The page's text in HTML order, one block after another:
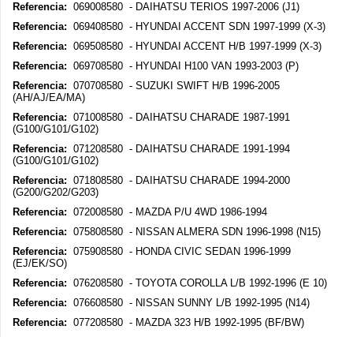
Referencia: 069008580 - DAIHATSU TERIOS 1997-2006 (J1)
Referencia: 069408580 - HYUNDAI ACCENT SDN 1997-1999 (X-3)
Referencia: 069508580 - HYUNDAI ACCENT H/B 1997-1999 (X-3)
Referencia: 069708580 - HYUNDAI H100 VAN 1993-2003 (P)
Referencia: 070708580 - SUZUKI SWIFT H/B 1996-2005
(AH/AJ/EA/MA)
Referencia: 071008580 - DAIHATSU CHARADE 1987-1991
(G100/G101/G102)
Referencia: 071208580 - DAIHATSU CHARADE 1991-1994
(G100/G101/G102)
Referencia: 071808580 - DAIHATSU CHARADE 1994-2000
(G200/G202/G203)
Referencia: 072008580 - MAZDA P/U 4WD 1986-1994
Referencia: 075808580 - NISSAN ALMERA SDN 1996-1998 (N15)
Referencia: 075908580 - HONDA CIVIC SEDAN 1996-1999
(EJ/EK/SO)
Referencia: 076208580 - TOYOTA COROLLA L/B 1992-1996 (E 10)
Referencia: 076608580 - NISSAN SUNNY L/B 1992-1995 (N14)
Referencia: 077208580 - MAZDA 323 H/B 1992-1995 (BF/BW)